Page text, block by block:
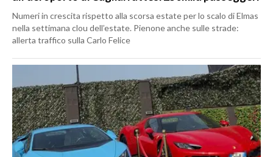
Numeri in crescita rispetto alla scorsa estate per lo scalo di Elmas
nella settimana clou dell’estate. Pienone anche sulle strade:
allerta traffico sulla Carlo Felice